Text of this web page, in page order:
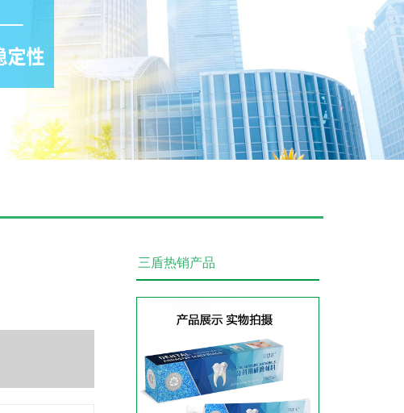
三盾热销产品
洁牙慕斯贴牌定制
蜂胶漱口水贴牌代加工